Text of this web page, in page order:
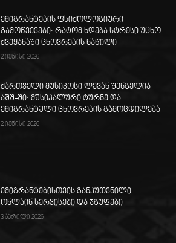
ემიგრანტების ფსიქოლოგიური
გამოწვევები: რატომ ხდება სტრესი უცხო
ქვეყანაში ცხოვრების ნაწილი
2 ივნისი 2026
ქართველი მუსიკოსი ლევან შენგელია
აშშ-ში: მუსიკალური ტურნე და
ემიგრანტული ცხოვრების გამოცდილება
2 ივნისი 2026
ემიგრანტებისთვის განკუთვნილი
ონლაინ სერვისები და ჯგუფები
3 აპრილი 2026